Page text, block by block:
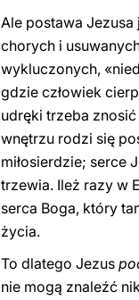
Ale postawa
chorych i
wykluczonych,
gdzie człowiek
udręki trzeba
wnętrzu rodzi się
miłosierdzie; serce
trzewia. Ileż razy w
serca Boga, który
życia.
To dlatego Jezus
nie mogą znaleźć